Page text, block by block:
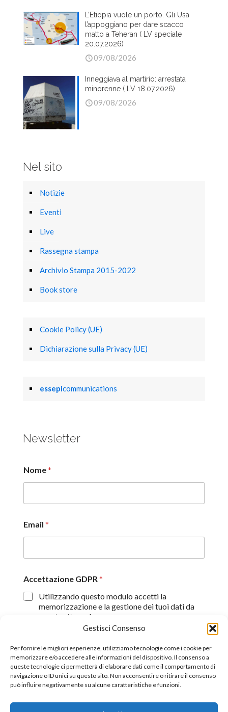
Gestisci Consenso
Per fornire le migliori esperienze, utilizziamo tecnologie come i cookie per
memorizzare e/o accedere alle informazioni del dispositivo. Il consenso a
queste tecnologie ci permetterà di elaborare dati come il comportamento di
navigazione o ID unici su questo sito. Non acconsentire o ritirare il consenso
può influire negativamente su alcune caratteristiche e funzioni.
L’Etiopia vuole un porto. Gli Usa
l’appoggiano per dare scacco
matto a Teheran ( LV speciale
20.07.2026)
09/08/2026
Inneggiava al martirio: arrestata
minorenne ( LV 18.07.2026)
09/08/2026
Nel sito
Notizie
Eventi
Live
Rassegna stampa
Archivio Stampa 2015-2022
Book store
Cookie Policy (UE)
Dichiarazione sulla Privacy (UE)
essepicommunications
Newsletter
Nome*
Email *
Accettazione GDPR*
Utilizzando questo modulo accetti la
memorizzazione e la gestione dei tuoi dati da
questo sito web.
Proseguendo, dichiaro di aver preso visione
Invia